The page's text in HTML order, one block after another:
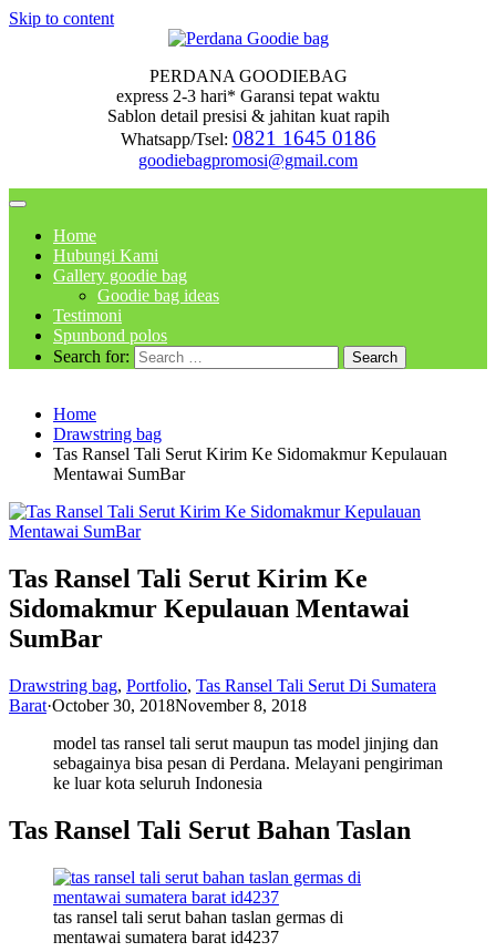
Skip to content
PERDANA GOODIEBAG
express 2-3 hari* Garansi tepat waktu
Sablon detail presisi & jahitan kuat rapih
Whatsapp/Tsel: 0821 1645 0186
goodiebagpromosi@gmail.com
Home
Hubungi Kami
Gallery goodie bag
Goodie bag ideas
Testimoni
Spunbond polos
Search for:
Home
Drawstring bag
Tas Ransel Tali Serut Kirim Ke Sidomakmur Kepulauan
Mentawai SumBar
Tas Ransel Tali Serut Kirim Ke
Sidomakmur Kepulauan Mentawai
SumBar
Drawstring bag, Portfolio, Tas Ransel Tali Serut Di Sumatera
Barat·October 30, 2018November 8, 2018
model tas ransel tali serut maupun tas model jinjing dan
sebagainya bisa pesan di Perdana. Melayani pengiriman
ke luar kota seluruh Indonesia
Tas Ransel Tali Serut Bahan Taslan
tas ransel tali serut bahan taslan germas di
mentawai sumatera barat id4237